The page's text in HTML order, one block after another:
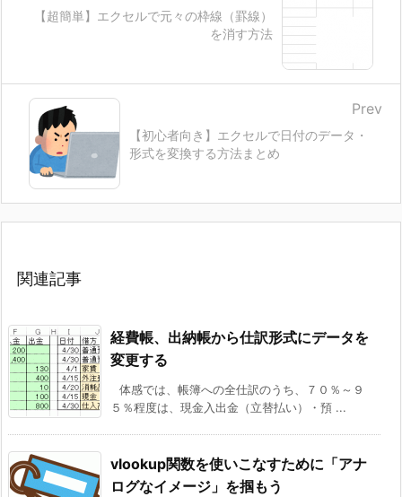
【超簡単】エクセルで元々の枠線（罫線）
を消す方法
【初心者向き】エクセルで日付のデータ・
形式を変換する方法まとめ
Prev
関連記事
経費帳、出納帳から仕訳形式にデータを
変更する
体感では、帳簿への全仕訳のうち、７０％～９
５％程度は、現金入出金（立替払い）・預 ...
vlookup関数を使いこなすために「アナ
ログなイメージ」を掴もう